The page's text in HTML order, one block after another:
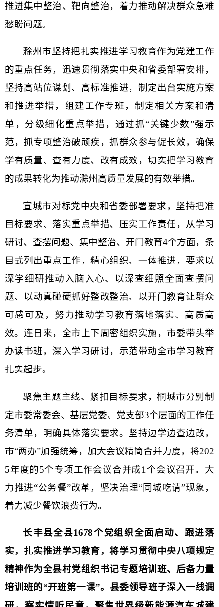
推进集中整治、靶向整治，着力推动解决群众急难
愁盼问题。
滁州市坚持把扎实推进学习教育作为党建工作
的重点任务，迅速贯彻落实中央和省委部署安排，
坚持高站位谋划、高标准推进，制定出台实施方案
和推进举措，组建工作专班，制定相关方案和清
单，分级细化重点举措，通过抓“关键少数”强示
范，抓专项整治破顽疾，抓群众参与促长效，确保
学有质量、查有力度、改有成效，切实把学习教育
的成果转化为推动滁州高质量发展的有效举措。
宣城市对标党中央和省委部署要求，坚持把准
目标要求、落实重点举措、压实工作责任，从学习
研讨、查摆问题、集中整治、开门教育4个方面，条
目式列出重点工作，精心组织、一体推进，要求以
深学细研推动入脑入心、以深查细照全面查摆问
题、以动真碰硬抓好整改整治、以开门教育让群众
可感可及，努力推动学习教育落地落实、高质高
效。连日来，全市上下周密组织实施，市委带头举
办读书班，深入学习研讨，示范带动全市学习教育
扎实起步。
聚焦主题主线、紧扣目标要求，桐城市分别制
定市委常委会、基层党委、党支部3个层面的工作任
务清单，明确具体落实要求。坚持边学边查边改，
市“两办”加强统筹，加大会议精简合并力度，将202
5年度的5个专项工作会议合并成1个会议召开。大
力推进“公务餐”改革，坚决治理“同城吃请”现象，
着力减少餐饮浪费行为。
长丰县全县1678个党组织全面启动、跟进落
实，扎实推进学习教育，将学习贯彻中央八项规定
精神作为全县村党组织书记专题培训班、后备力量
培训班的“开班第一课”。县委领导班子深入一线调